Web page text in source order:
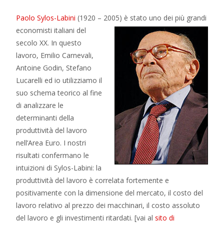
Paolo Sylos-Labini (1920 – 2005) è stato uno dei più grandi
economisti italiani del
secolo XX. In questo
lavoro, Emilio Carnevali,
Antoine Godin, Stefano
Lucarelli ed io utilizziamo il
suo schema teorico al fine
di analizzare le
determinanti della
produttività del lavoro
nell’Area Euro. I nostri
risultati confermano le
intuizioni di Sylos-Labini: la
produttività del lavoro è correlata fortemente e
positivamente con la dimensione del mercato, il costo del
lavoro relativo al prezzo dei macchinari, il costo assoluto
del lavoro e gli investimenti ritardati. [vai al sito di